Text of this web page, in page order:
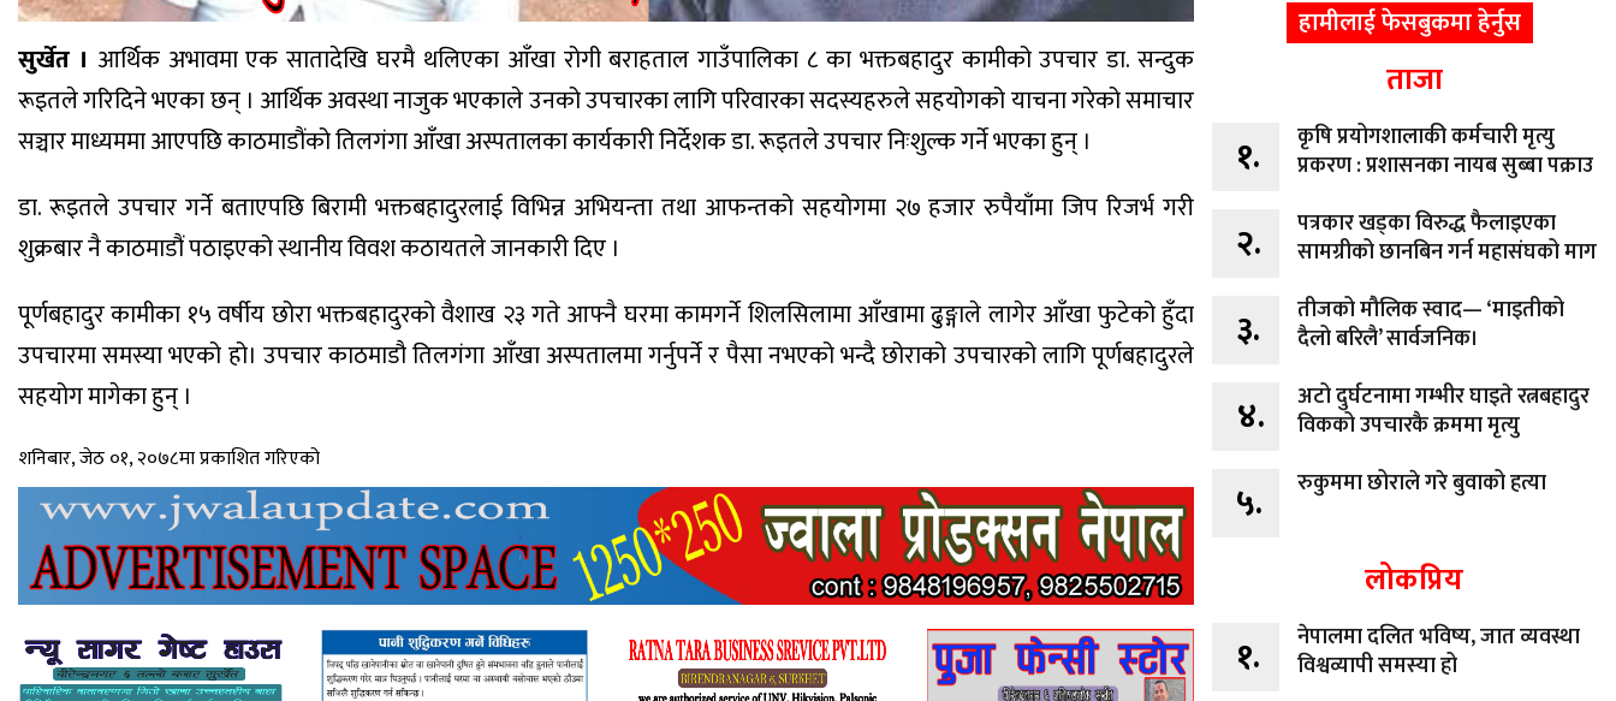
सुर्खेत । आर्थिक अभावमा एक सातादेखि घरमै थलिएका आँखा रोगी बराहताल गाउँपालिका ८ का भक्तबहादुर कामीको उपचार डा. सन्दुक
रूइतले गरिदिने भएका छन् । आर्थिक अवस्था नाजुक भएकाले उनको उपचारका लागि परिवारका सदस्यहरुले सहयोगको याचना गरेको समाचार
सञ्चार माध्यममा आएपछि काठमाडौंको तिलगंगा आँखा अस्पतालका कार्यकारी निर्देशक डा. रूइतले उपचार निःशुल्क गर्ने भएका हुन् ।
डा. रूइतले उपचार गर्ने बताएपछि बिरामी भक्तबहादुरलाई विभिन्न अभियन्ता तथा आफन्तको सहयोगमा २७ हजार रुपैयाँमा जिप रिजर्भ गरी
शुक्रबार नै काठमाडौं पठाइएको स्थानीय विवश कठायतले जानकारी दिए ।
पूर्णबहादुर कामीका १५ वर्षीय छोरा भक्तबहादुरको वैशाख २३ गते आफ्नै घरमा कामगर्ने शिलसिलामा आँखामा ढुङ्गाले लागेर आँखा फुटेको हुँदा
उपचारमा समस्या भएको हो। उपचार काठमाडौ तिलगंगा आँखा अस्पतालमा गर्नुपर्ने र पैसा नभएको भन्दै छोराको उपचारको लागि पूर्णबहादुरले
सहयोग मागेका हुन् ।
शनिबार, जेठ ०१, २०७८मा प्रकाशित गरिएको
हामीलाई फेसबुकमा हेर्नुस
ताजा
१.
कृषि प्रयोगशालाकी कर्मचारी मृत्यु
प्रकरण : प्रशासनका नायब सुब्बा पक्राउ
२.
पत्रकार खड्का विरुद्ध फैलाइएका
सामग्रीको छानबिन गर्न महासंघको माग
३.
तीजको मौलिक स्वाद— ‘माइतीको
दैलो बरिलै’ सार्वजनिक।
४.
अटो दुर्घटनामा गम्भीर घाइते रत्नबहादुर
विकको उपचारकै क्रममा मृत्यु
५. रुकुममा छोराले गरे बुवाको हत्या
लोकप्रिय
१.
नेपालमा दलित भविष्य, जात व्यवस्था
विश्वव्यापी समस्या हो